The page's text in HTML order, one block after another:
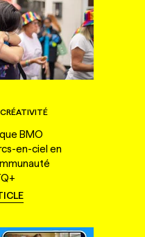
BMO
en-ciel en